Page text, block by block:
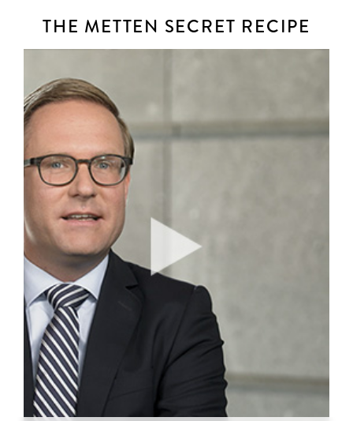
THE METTEN SECRET RECIPE